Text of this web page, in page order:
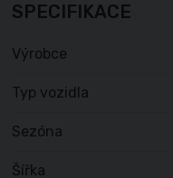
SPECIFIKACE
Výrobce
Typ vozidla
Sezóna
Šířka